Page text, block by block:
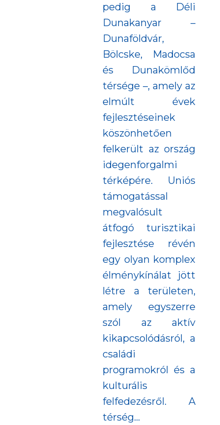
pedig a Déli
Dunakanyar –
Dunaföldvár,
Bölcske, Madocsa
és Dunakömlőd
térsége –, amely az
elmúlt évek
fejlesztéseinek
köszönhetően
felkerült az ország
idegenforgalmi
térképére. Uniós
támogatással
megvalósult
átfogó turisztikai
fejlesztése révén
egy olyan komplex
élménykínálat jött
létre a területen,
amely egyszerre
szól az aktív
kikapcsolódásról, a
családi
programokról és a
kulturális
felfedezésről. A
térség...